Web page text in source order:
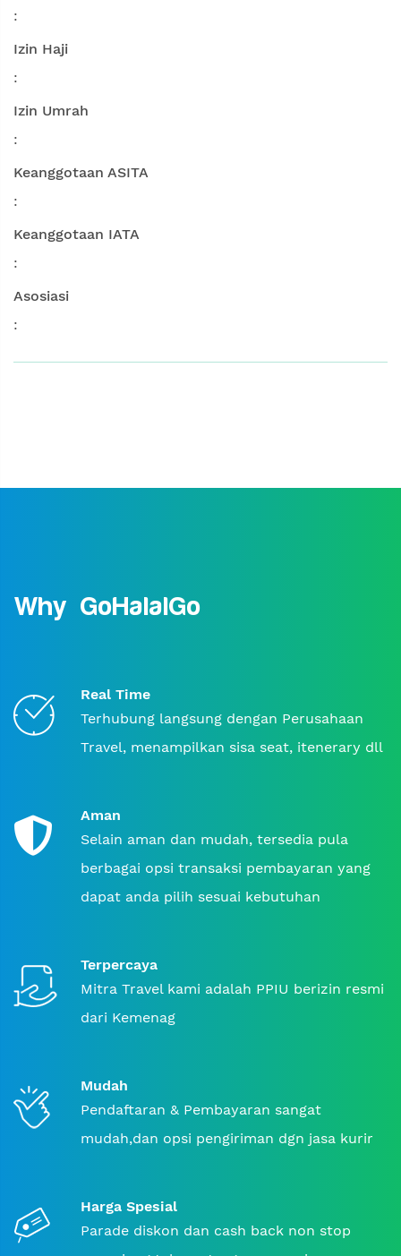
:
Izin Haji
:
Izin Umrah
:
Keanggotaan ASITA
:
Keanggotaan IATA
:
Asosiasi
:
Why GoHalalGo
Real Time
Terhubung langsung dengan Perusahaan
Travel, menampilkan sisa seat, itenerary dll
Aman
Selain aman dan mudah, tersedia pula
berbagai opsi transaksi pembayaran yang
dapat anda pilih sesuai kebutuhan
Terpercaya
Mitra Travel kami adalah PPIU berizin resmi
dari Kemenag
Mudah
Pendaftaran & Pembayaran sangat
mudah,dan opsi pengiriman dgn jasa kurir
Harga Spesial
Parade diskon dan cash back non stop